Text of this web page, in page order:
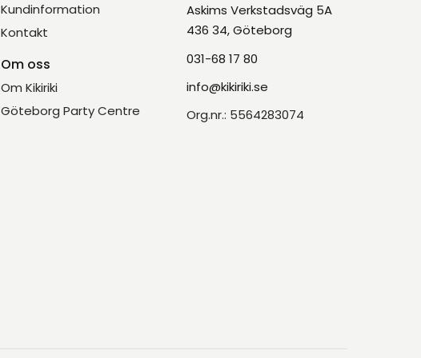
Kundinformation
Kontakt
Om oss
Om Kikiriki
Göteborg Party Centre
Askims Verkstadsväg 5A
436 34, Göteborg
031-68 17 80
info@kikiriki.se
Org.nr.: 5564283074